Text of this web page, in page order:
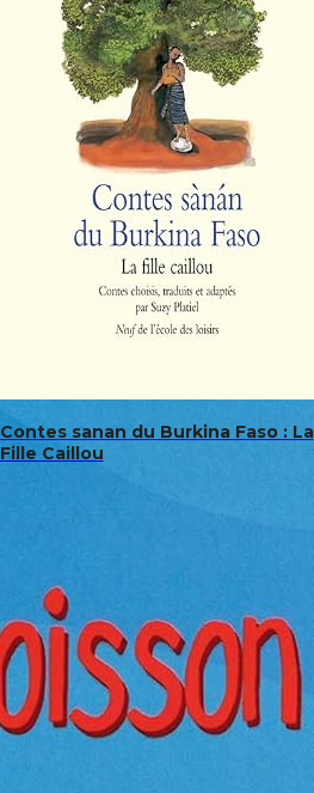
Contes sanan du Burkina Faso : La
Fille Caillou